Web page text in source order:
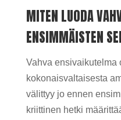
MITEN LUODA
ENSIMMÄISTEN
Vahva ensivaikutelma
kokonaisvaltaisesta
välittyy jo ennen
kriittinen hetki